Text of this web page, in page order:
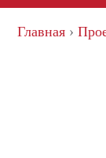
Главная ›